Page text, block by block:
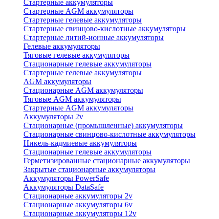
Стартерные аккумуляторы
Стартерные AGM аккумуляторы
Стартерные гелевые аккумуляторы
Стартерные свинцово-кислотные аккумуляторы
Стартерные литий-ионные аккумуляторы
Гелевые аккумуляторы
Тяговые гелевые аккумуляторы
Стационарные гелевые аккумуляторы
Стартерные гелевые аккумуляторы
AGM аккумуляторы
Стационарные AGM аккумуляторы
Тяговые AGM аккумуляторы
Стартерные AGM аккумуляторы
Аккумуляторы 2v
Стационарные (промышленные) аккумуляторы
Стационарные свинцово-кислотные аккумуляторы
Никель-кадмиевые аккумуляторы
Стационарные гелевые аккумуляторы
Герметизированные стационарные аккумуляторы
Закрытые стационарные аккумуляторы
Аккумуляторы PowerSafe
Аккумуляторы DataSafe
Стационарные аккумуляторы 2v
Стационарные аккумуляторы 6v
Стационарные аккумуляторы 12v